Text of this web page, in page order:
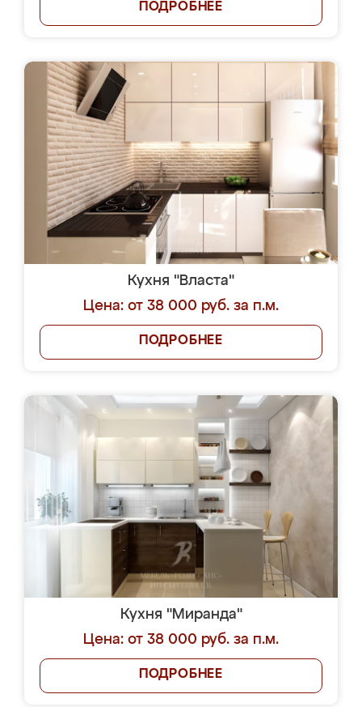
ПОДРОБНЕЕ
Кухня "Власта"
Цена: от 38 000 руб. за п.м.
ПОДРОБНЕЕ
Кухня "Миранда"
Цена: от 38 000 руб. за п.м.
ПОДРОБНЕЕ